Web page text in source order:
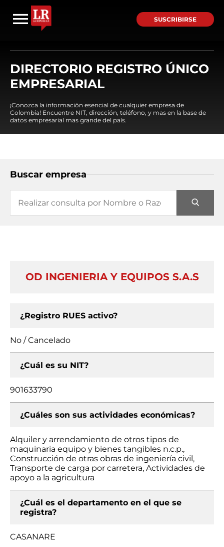
SUSCRIBIRSE
DIRECTORIO REGISTRO ÚNICO
EMPRESARIAL
¡Conozca la información esencial de cualquier empresa de
Colombia! Encuentre NIT, dirección, teléfono, y mas en la base de
datos empresarial mas grande del país.
Buscar empresa
OD INGENIERIA Y EQUIPOS S.A.S
¿Registro RUES activo?
No / Cancelado
¿Cuál es su NIT?
901633790
¿Cuáles son sus actividades económicas?
Alquiler y arrendamiento de otros tipos de
maquinaria equipo y bienes tangibles n.c.p.,
Construcción de otras obras de ingeniería civil,
Transporte de carga por carretera, Actividades de
apoyo a la agricultura
¿Cuál es el departamento en el que se
registra?
CASANARE